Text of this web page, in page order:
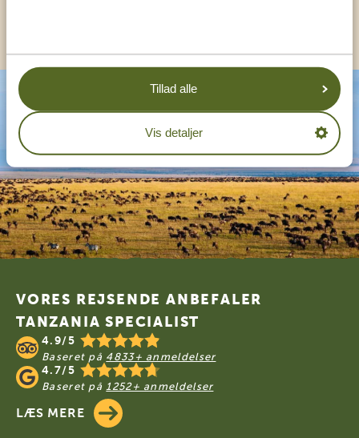
Tillad alle
Vis detaljer
Footer
VORES REJSENDE ANBEFALER
TANZANIA SPECIALIST
4.9/5
Baseret på 4833+ anmeldelser
4.7/5
Baseret på 1252+ anmeldelser
LÆS MERE